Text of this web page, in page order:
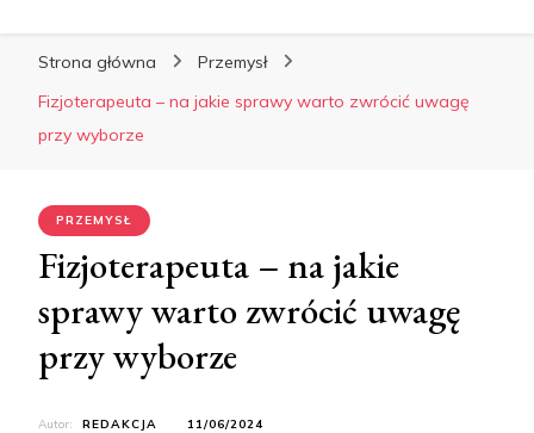
Strona główna
Przemysł
Fizjoterapeuta – na jakie sprawy warto zwrócić uwagę
przy wyborze
PRZEMYSŁ
Fizjoterapeuta – na jakie
sprawy warto zwrócić uwagę
przy wyborze
Autor: REDAKCJA 11/06/2024